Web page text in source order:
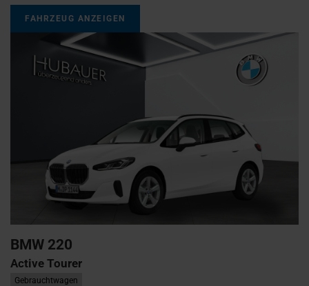
FAHRZEUG ANZEIGEN
BMW 220
Active Tourer
Gebrauchtwagen